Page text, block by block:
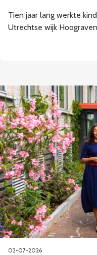
Tien jaar lang werkte
Utrechtse wijk
02-07-2026